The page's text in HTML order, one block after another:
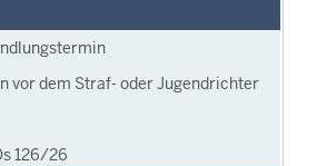
vor dem Straf- oder Jugendrichter
126/26